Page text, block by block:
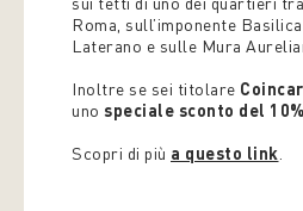
Roma, sull’imponente
Laterano e sulle Mura
Inoltre se sei titolare
uno speciale sconto del
Scopri di più a questo link